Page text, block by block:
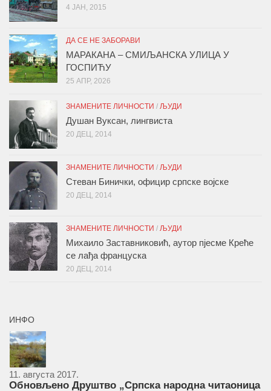
4 ЈАН, 2015
ДА СЕ НЕ ЗАБОРАВИ
МАРАКАНА – СМИЉАНСКА УЛИЦА У
ГОСПИЋУ
25 АПР, 2026
ЗНАМЕНИТЕ ЛИЧНОСТИ / ЉУДИ
Душан Вуксан, лингвиста
20 ДЕЦ, 2014
ЗНАМЕНИТЕ ЛИЧНОСТИ / ЉУДИ
Стеван Бинички, официр српске војске
20 ДЕЦ, 2014
ЗНАМЕНИТЕ ЛИЧНОСТИ / ЉУДИ
Михаило Заставниковић, аутор пјесме Креће
се лађа француска
20 ДЕЦ, 2014
ИНФО
11. августа 2017.
Обновљено Друштво „Српска народна читаоница